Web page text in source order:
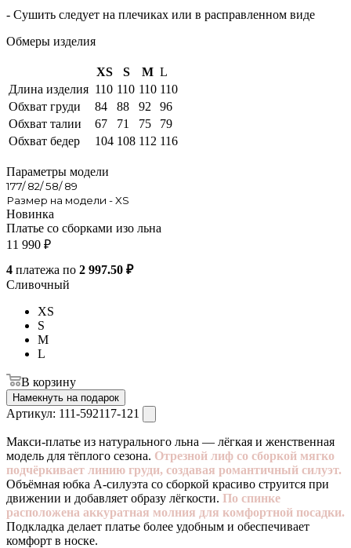
- Сушить следует на плечиках или в расправленном виде
Обмеры изделия
XS S M L
Длина изделия 110 110 110 110
Обхват груди
84 88 92
96
Обхват талии
67 71 75
79
Обхват бедер
104 108 112 116
Параметры модели
177/ 82/ 58/ 89
Размер на модели - XS
Новинка
Платье со сборками изо льна
11 990 ₽
4 платежа по 2 997.50 ₽
Сливочный
XS
S
M
L
В корзину
Намекнуть на подарок
Артикул: 111-592117-121
Макси-платье из натурального льна — лёгкая и женственная
модель для тёплого сезона. Отрезной лиф со сборкой мягко
подчёркивает линию груди, создавая романтичный силуэт.
Объёмная юбка А-силуэта со сборкой красиво струится при
движении и добавляет образу лёгкости. По спинке
расположена аккуратная молния для комфортной посадки.
Подкладка делает платье более удобным и обеспечивает
комфорт в носке.